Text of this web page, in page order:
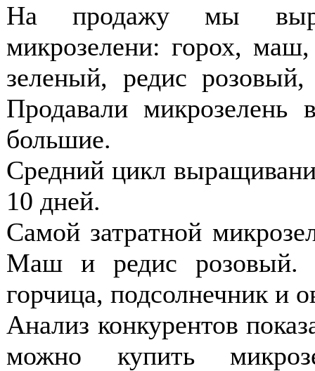
На продажу мы
микрозелени: горох,
зеленый, редис
Продавали
большие.
Средний цикл
10 дней.
Самой затратной
Маш и редис розовый.
горчица, подсолнечник и
Анализ конкурентов
можно купить